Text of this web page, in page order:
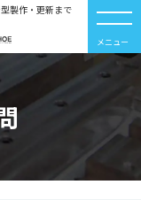
製作・更新まで
メニュー